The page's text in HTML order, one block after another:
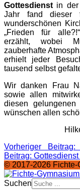
Gottesdienst in der
Jahr fand dieser
wunderschönen
„Frieden für
erzählt, wobei
zauberhafte
erhielt jeder
tausend selbst
Wir danken Frau
sowie allen
diesen gelungenen
wünschen allen
Vorheriger
Beitrag:
© 2017-2026 Fichte-
Suchen